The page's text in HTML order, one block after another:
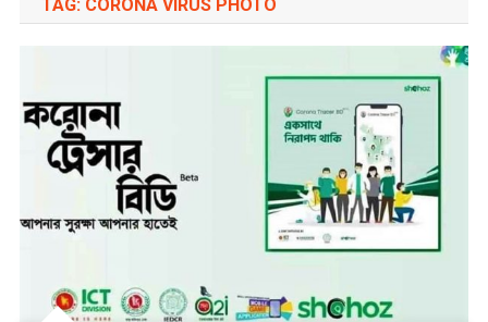
TAG: CORONA VIRUS PHOTO